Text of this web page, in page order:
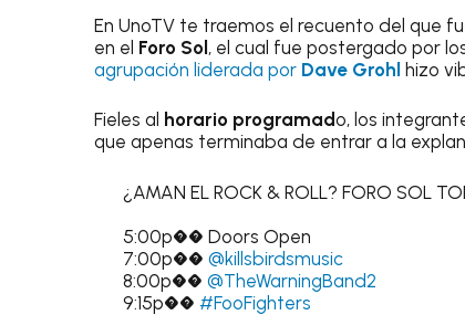
En UnoTV te traemos el recuento del que
en el Foro Sol, el cual fue postergado por
agrupación liderada por Dave Grohl hizo
Fieles al horario programado, los
que apenas terminaba de entrar a la
¿AMAN EL ROCK & ROLL? FORO SOL
5:00p�� Doors Open
7:00p�� @killsbirdsmusic
8:00p�� @TheWarningBand2
9:15p�� #FooFighters